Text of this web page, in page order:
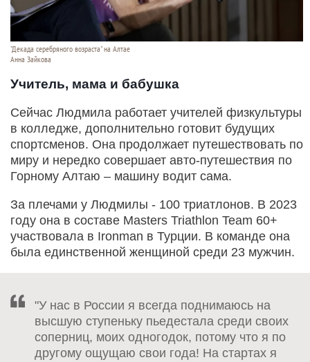
"Декада серебряного возраста" на Алтае
Анна Зайкова
Учитель, мама и бабушка
Сейчас Людмила работает учителей физкультуры
в колледже, дополнительно готовит будущих
спортсменов. Она продолжает путешествовать по
миру и нередко совершает авто-путешествия по
Горному Алтаю – машину водит сама.
За плечами у Людмилы - 100 триатлонов. В 2023
году она в составе Masters Triathlon Team 60+
участвовала в Ironman в Турции. В команде она
была единственной женщиной среди 23 мужчин.
"У нас в России я всегда поднимаюсь на
высшую ступеньку пьедестала среди своих
соперниц, моих одногодок, потому что я по
другому ощущаю свои года! На стартах я